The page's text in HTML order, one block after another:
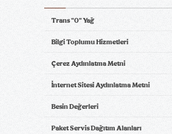
Trans "0" Yağ
Bilgi Toplumu Hizmetleri
Çerez Aydınlatma Metni
İnternet Sitesi Aydınlatma Metni
Besin Değerleri
Paket Servis Dağıtım Alanları